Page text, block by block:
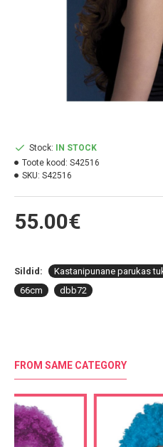
55.00€
Stock:
IN STOCK
Toote kood: S42516
SKU: S42516
Sildid: Kastanipunane parukas
66cm
dbb72
FROM SAME CATEGORY